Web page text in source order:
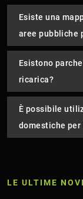
Esiste una
aree pubbliche
Esistono
ricarica?
È possibile
domestiche
LE ULTIME